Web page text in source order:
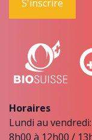
S'inscrire
Horaires
Lundi au vendredi:
8h00 à 12h00 /